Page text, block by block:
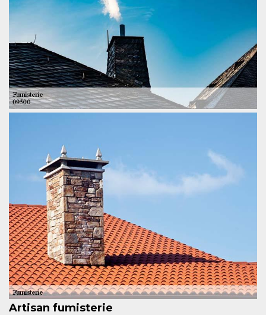
Artisan fumisterie